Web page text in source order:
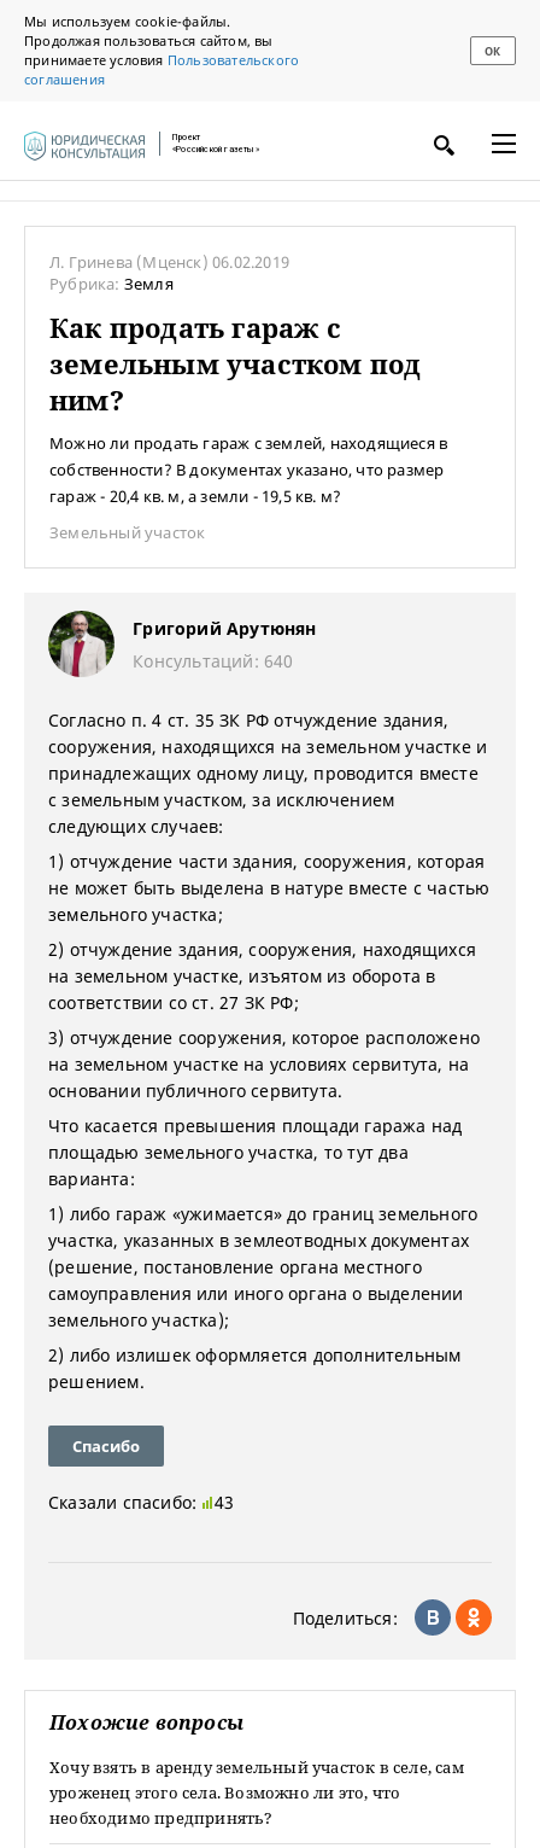
Мы используем cookie-файлы.
Продолжая пользоваться сайтом, вы
принимаете условия Пользовательского
соглашения
ОК
Проект
«Российской газеты»
Л. Гринева (Мценск)06.02.2019
Рубрика: Земля
Как продать гараж с
земельным участком под
ним?
Можно ли продать гараж с землей, находящиеся в
собственности? В документах указано, что размер
гараж - 20,4 кв. м, а земли - 19,5 кв. м?
Земельный участок
Григорий Арутюнян
Консультаций: 640
Согласно п. 4 ст. 35 ЗК РФ отчуждение здания,
сооружения, находящихся на земельном участке и
принадлежащих одному лицу, проводится вместе
с земельным участком, за исключением
следующих случаев:
1) отчуждение части здания, сооружения, которая
не может быть выделена в натуре вместе с частью
земельного участка;
2) отчуждение здания, сооружения, находящихся
на земельном участке, изъятом из оборота в
соответствии со ст. 27 ЗК РФ;
3) отчуждение сооружения, которое расположено
на земельном участке на условиях сервитута, на
основании публичного сервитута.
Что касается превышения площади гаража над
площадью земельного участка, то тут два
варианта:
1) либо гараж «ужимается» до границ земельного
участка, указанных в землеотводных документах
(решение, постановление органа местного
самоуправления или иного органа о выделении
земельного участка);
2) либо излишек оформляется дополнительным
решением.
Спасибо
Сказали спасибо: 43
Поделиться:
Похожие вопросы
Хочу взять в аренду земельный участок в селе, сам
уроженец этого села. Возможно ли это, что
необходимо предпринять?